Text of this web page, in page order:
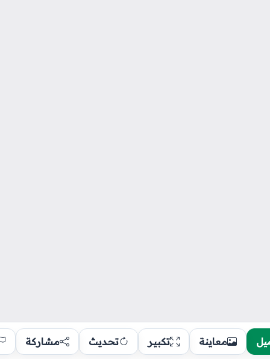
معاينة تكبير تحديث مشاركة